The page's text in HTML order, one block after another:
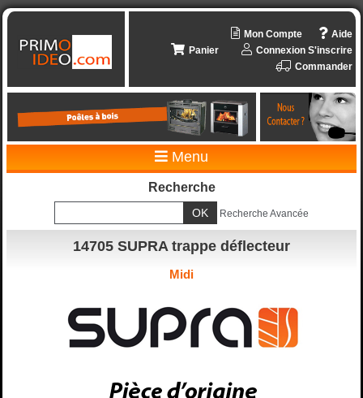
Aide
Mon Compte
Connexion S'inscrire
Panier
Commander
Menu
Recherche
Recherche Avancée
14705 SUPRA trappe déflecteur
Midi